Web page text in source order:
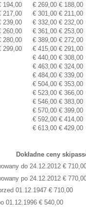
194,00 € 269,00 € 188,00
217,00 € 301,00 € 211,00
239,00 € 332,00 € 232,00
260,00 € 361,00 € 253,00
280,00 € 389,00 € 272,00
299,00 € 415,00 € 291,00
€ 440,00 € 308,00
€ 463,00 € 324,00
€ 484,00 € 339,00
€ 504,00 € 353,00
€ 523,00 € 366,00
€ 546,00 € 383,00
€ 570,00 € 399,00
€ 592,00 € 414,00
€ 613,00 € 429,00
Dokładne ceny
do 24.12.2012 €
po 24.12.2012 €
01.12.1947 € 710,00
01.12.1996 € 540,00